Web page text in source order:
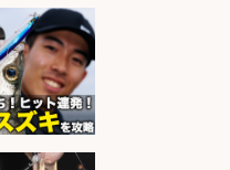
人ボックス
う魚は
くキッ